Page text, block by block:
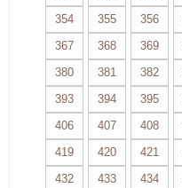
354
355 356
367
368 369
380
381 382
393
394 395
406
407 408
419
420 421
432
433 434